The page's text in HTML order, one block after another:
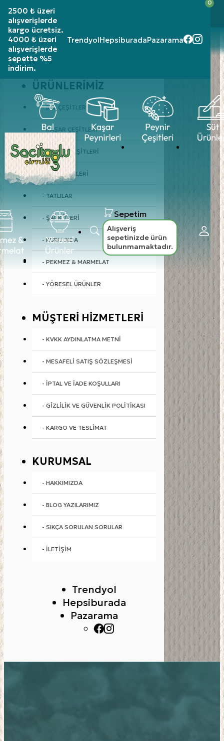
2500 ₺ üzeri siparişlerinizde
4000 ₺ üzeri alışverişlerde sepette %5 indirim
2500 ₺ üzeri
alışverişlerde
kargo ücretsiz.
4000 ₺ üzeri
alışverişlerde
sepette %5
indirim.
TrendyolHepsiburadaPazarama
Sepetim
0
Alışveriş
sepetinizde ürün
bulunmamaktadır.
Üye Girişi
ÜRÜNLERIMIZ
- BAL ÇEŞITLERI
- KAŞAR ÇEŞITLERI
- PEYNIR ÇEŞITLERI
- SÜT ÜRÜNLERI
- TATLILAR
- ŞARKÜTERI
- KURU GIDA
- PEKMEZ & MARMELAT
- YÖRESEL ÜRÜNLER
MÜŞTERI HIZMETLERI
- KVKK AYDINLATMA METNI
- MESAFELI SATIŞ SÖZLEŞMESI
- İPTAL VE İADE KOŞULLARI
- GIZLILIK VE GÜVENLIK POLITIKASI
- KARGO VE TESLIMAT
KURUMSAL
- HAKKIMIZDA
- BLOG YAZILARIMIZ
- SIKÇA SORULAN SORULAR
- İLETIŞIM
Trendyol
Hepsiburada
Pazarama